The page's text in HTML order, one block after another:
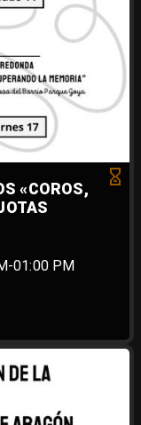
«COROS,
01:00 PM